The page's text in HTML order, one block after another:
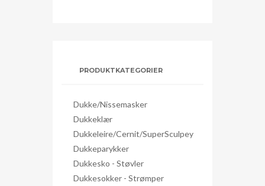
PRODUKTKATEGORIER
Dukke/nissemasker
Dukkeklær
Dukkeleire/Cernit/SuperSculpey
Dukkeparykker
Dukkesko - Støvler
Dukkesokker - Strømper